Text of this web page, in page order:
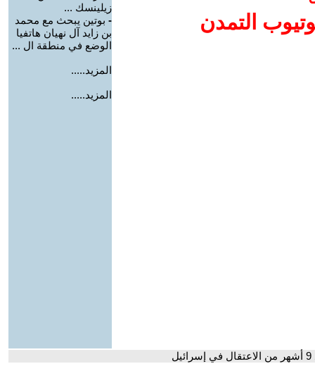
التمدن
زيلينسك ...
- بوتين يبحث مع محمد
بن زايد آل نهيان هاتفيا
الوضع في منطقة ال ...
المزيد.....
المزيد.....